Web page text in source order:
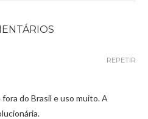
do Brasil e uso muito. A
REPETIR